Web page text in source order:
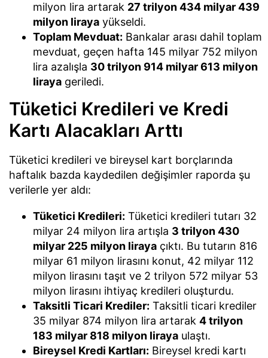
milyon lira artarak 27 trilyon 434 milyar 439
milyon liraya yükseldi.
Toplam Mevduat: Bankalar arası dahil toplam
mevduat, geçen hafta 145 milyar 752 milyon
lira azalışla 30 trilyon 914 milyar 613 milyon
liraya geriledi.
Tüketici Kredileri ve Kredi
Kartı Alacakları Arttı
Tüketici kredileri ve bireysel kart borçlarında
haftalık bazda kaydedilen değişimler raporda şu
verilerle yer aldı:
Tüketici Kredileri: Tüketici kredileri tutarı 32
milyar 24 milyon lira artışla 3 trilyon 430
milyar 225 milyon liraya çıktı. Bu tutarın 816
milyar 61 milyon lirasını konut, 42 milyar 112
milyon lirasını taşıt ve 2 trilyon 572 milyar 53
milyon lirasını ihtiyaç kredileri oluşturdu.
Taksitli Ticari Krediler: Taksitli ticari krediler
35 milyar 874 milyon lira artarak 4 trilyon
183 milyar 818 milyon liraya ulaştı.
Bireysel Kredi Kartları: Bireysel kredi kartı